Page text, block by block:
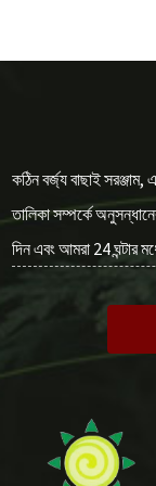
কঠিন বর্জ্য বাছাই
তালিকা সম্পর্কে
দিন এবং আমরা 24 ঘন্টার